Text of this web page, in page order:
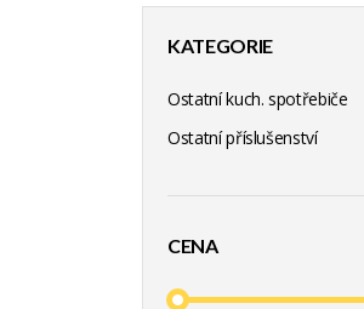
KATEGORIE
Ostatní kuch. spotřebiče
Ostatní příslušenství
CENA